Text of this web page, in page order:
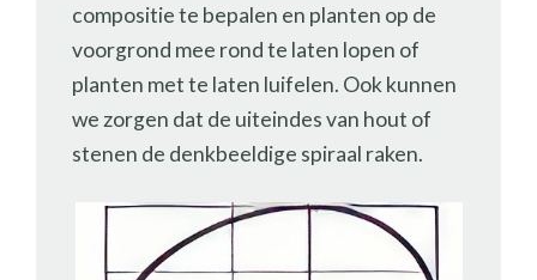
compositie te bepalen en planten op de
voorgrond mee rond te laten lopen of
planten met te laten luifelen. Ook kunnen
we zorgen dat de uiteindes van hout of
stenen de denkbeeldige spiraal raken.